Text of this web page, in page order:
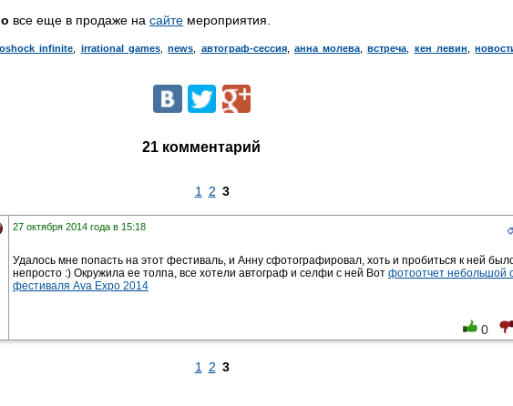
все еще в продаже на сайте мероприятия.
infinite irrational games,news автограф-сессия, анна молева ,встреча кен левин ,
21 комментарий
1 2 3
27 октября 2014 года в 15:18
Удалось мне попасть на этот фестиваль, и Анну сфотографировал, хоть и пробиться к ней
непросто :) Окружила ее толпа, все хотели автограф и селфи с ней Вот фотоотчет небольшой
фестиваля Ava Expo 2014
0
1 2 3